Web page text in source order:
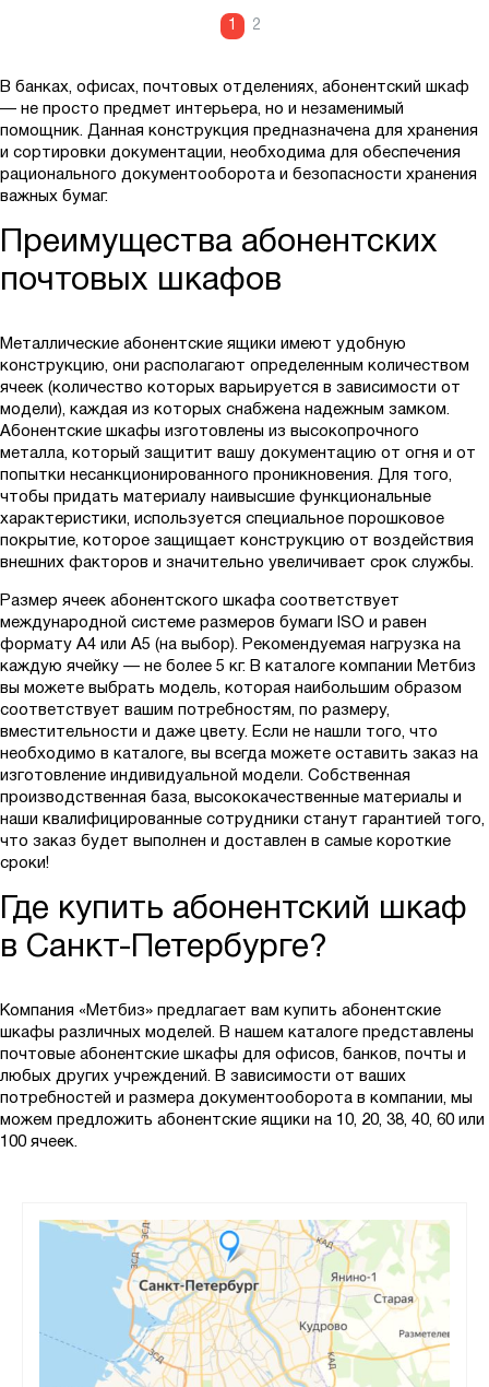
1 2
В банках, офисах, почтовых отделениях, абонентский шкаф
— не просто предмет интерьера, но и незаменимый
помощник. Данная конструкция предназначена для хранения
и сортировки документации, необходима для обеспечения
рационального документооборота и безопасности хранения
важных бумаг.
Преимущества абонентских
почтовых шкафов
Металлические абонентские ящики имеют удобную
конструкцию, они располагают определенным количеством
ячеек (количество которых варьируется в зависимости от
модели), каждая из которых снабжена надежным замком.
Абонентские шкафы изготовлены из высокопрочного
металла, который защитит вашу документацию от огня и от
попытки несанкционированного проникновения. Для того,
чтобы придать материалу наивысшие функциональные
характеристики, используется специальное порошковое
покрытие, которое защищает конструкцию от воздействия
внешних факторов и значительно увеличивает срок службы.
Размер ячеек абонентского шкафа соответствует
международной системе размеров бумаги ISO и равен
формату А4 или А5 (на выбор). Рекомендуемая нагрузка на
каждую ячейку — не более 5 кг. В каталоге компании Метбиз
вы можете выбрать модель, которая наибольшим образом
соответствует вашим потребностям, по размеру,
вместительности и даже цвету. Если не нашли того, что
необходимо в каталоге, вы всегда можете оставить заказ на
изготовление индивидуальной модели. Собственная
производственная база, высококачественные материалы и
наши квалифицированные сотрудники станут гарантией того,
что заказ будет выполнен и доставлен в самые короткие
сроки!
Где купить абонентский шкаф
в Санкт-Петербурге?
Компания «Метбиз» предлагает вам купить абонентские
шкафы различных моделей. В нашем каталоге представлены
почтовые абонентские шкафы для офисов, банков, почты и
любых других учреждений. В зависимости от ваших
потребностей и размера документооборота в компании, мы
можем предложить абонентские ящики на 10, 20, 38, 40, 60 или
100 ячеек.